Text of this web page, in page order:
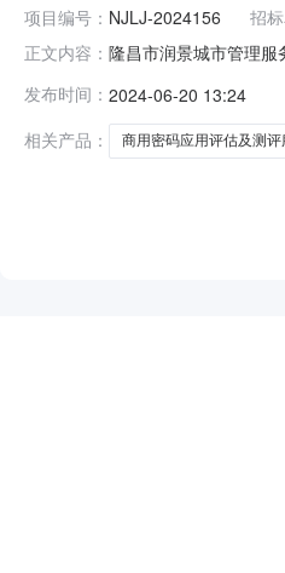
项目编号： NJLJ-2024156 招
正文内容： 隆昌市润景城市管理
内江联合产权服务有
535,500.00元（
发布时间： 2024-06-20 13:24
相关产品：
商用密码应用评估及测评